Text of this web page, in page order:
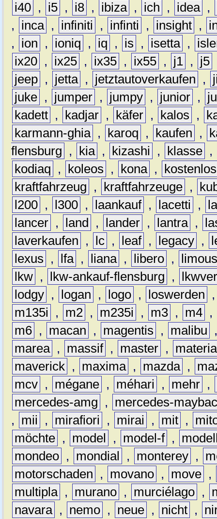
i40 , i5 , i8 , ibiza , ich , idea ,
,
inca , infiniti , infinti , insight ,
,
ion , ioniq , iq , is , isetta ,
ix20 , ix25 , ix35 , ix55 , j1 , j5
jeep , jetta , jetztautoverkaufen ,
juke , jumper , jumpy , junior ,
kadett , kadjar , käfer , kalos ,
karmann-ghia , karoq , kaufen ,
flensburg
, kia , kizashi , klasse ,
kodiaq
, koleos , kona ,
kostenlos
kraftfahrzeug
, kraftfahrzeuge ,
l200 , l300 , laankauf , lacetti ,
lancer , land , lander , lantra ,
laverkaufen
, lc , leaf , legacy ,
lexus
, lfa , liana , libero ,
lkw , lkw-ankauf-flensburg ,
lodgy , logan , logo , loswerden
m135i
, m2 , m235i , m3 , m4 ,
m6 , macan , magentis , malibu
marea , massif , master ,
materia
maverick , maxima , mazda ,
mcv , mégane , méhari , mehr ,
mercedes-amg
,
mercedes-
,
mii , mirafiori , mirai , mit ,
möchte , model , model-f ,
mondeo , mondial , monterey ,
motorschaden
, movano , move ,
multipla , murano , murciélago ,
navara , nemo , neue , nicht ,